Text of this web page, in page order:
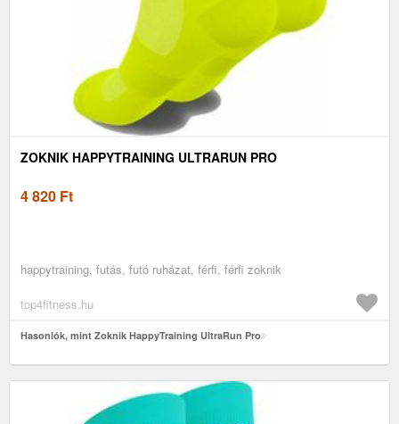
ZOKNIK HAPPYTRAINING ULTRARUN PRO
4 820 Ft
happytraining, futás, futó ruházat, férfi, férfi zoknik
top4fitness.hu
Hasonlók, mint Zoknik HappyTraining UltraRun Pro